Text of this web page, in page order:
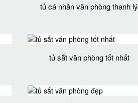
tủ cá nhân văn phòng thanh lý
tủ sắt văn phòng tốt nhất